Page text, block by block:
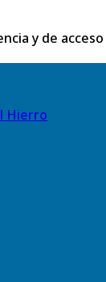
y de
Hierro